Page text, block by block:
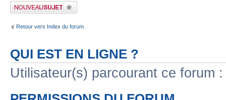
Publier un nouveau sujet
Retour vers Index du forum
QUI EST EN LIGNE ?
Utilisateur(s) parcourant ce forum